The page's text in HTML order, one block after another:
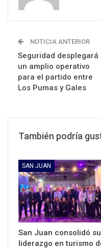
NOTICIA ANTERIOR
Seguridad desplegará
un amplio operativo
para el partido entre
Los Pumas y Gales
También podría
SAN JUAN
San Juan consolidó su
liderazgo en turismo